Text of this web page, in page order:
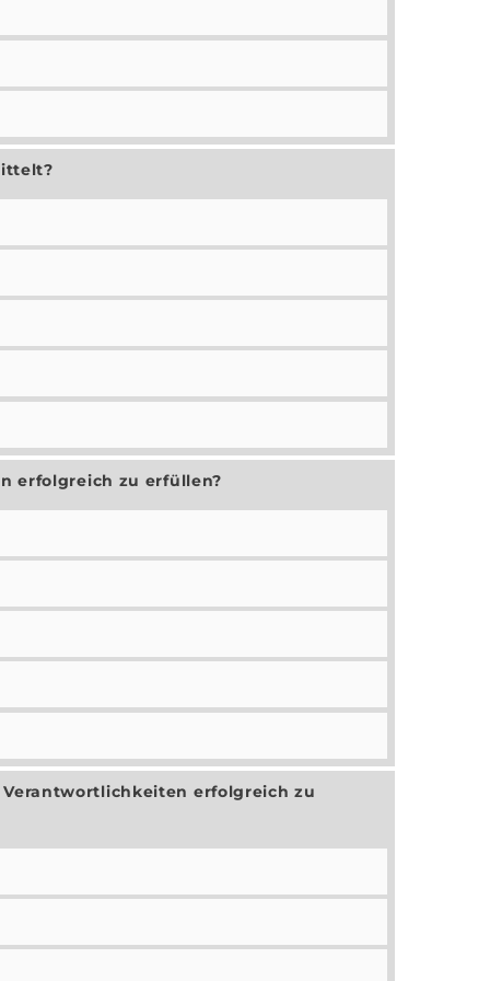
erfolgreich zu erfüllen?
erfolgreich zu